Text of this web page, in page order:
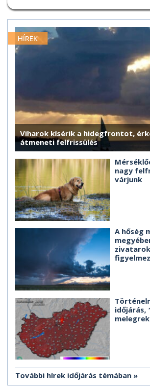
HÍREK
Viharok kísérik a hidegfrontot,
átmeneti felfrissülés
nagy
várjunk
A hőség
időjárás,
További hírek időjárás témában